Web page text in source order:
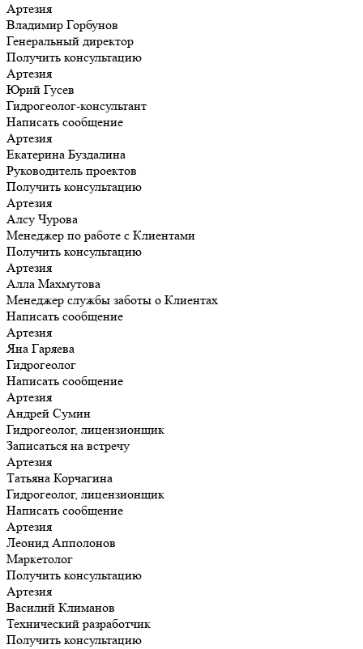
Артезия
Владимир Горбунов
Генеральный директор
Получить консультацию
Артезия
Юрий Гусев
Гидрогеолог-консультант
Написать сообщение
Артезия
Екатерина Буздалина
Руководитель проектов
Получить консультацию
Артезия
Алсу Чурова
Менеджер по работе с Клиентами
Получить консультацию
Артезия
Алла Махмутова
Менеджер службы заботы о Клиентах
Написать сообщение
Артезия
Яна Гаряева
Гидрогеолог
Написать сообщение
Артезия
Андрей Сумин
Гидрогеолог, лицензионщик
Записаться на встречу
Артезия
Татьяна Корчагина
Гидрогеолог, лицензионщик
Написать сообщение
Артезия
Леонид Апполонов
Маркетолог
Получить консультацию
Артезия
Василий Климанов
Технический разработчик
Получить консультацию